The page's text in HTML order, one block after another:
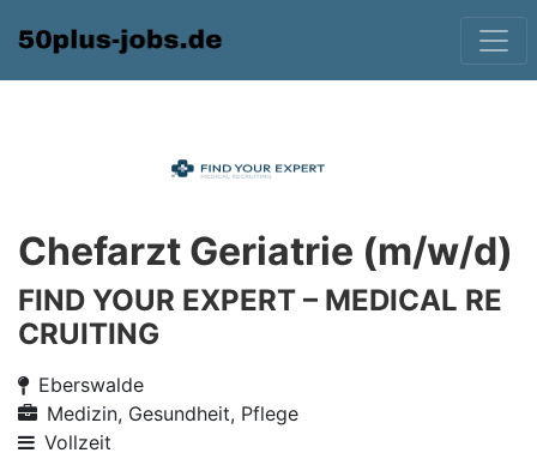
Chefarzt Geriatrie (m/w/d)
FIND YOUR EXPERT – MEDICAL RE
CRUITING
Eberswalde
Medizin, Gesundheit, Pflege
Vollzeit